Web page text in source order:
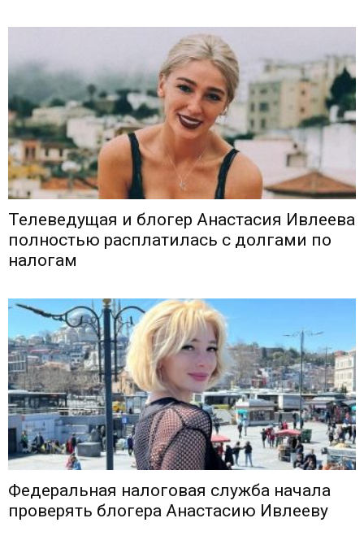
Телеведущая и блогер Анастасия Ивлеева
полностью расплатилась с долгами по
налогам
Федеральная налоговая служба начала
проверять блогера Анастасию Ивлееву